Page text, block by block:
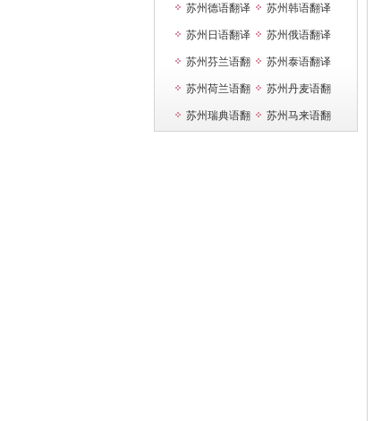
苏州德语翻译 苏州韩语翻译
苏州日语翻译 苏州俄语翻译
苏州芬兰语翻
译
苏州泰语翻译
苏州荷兰语翻
译
苏州丹麦语翻
译
苏州瑞典语翻 苏州马来语翻